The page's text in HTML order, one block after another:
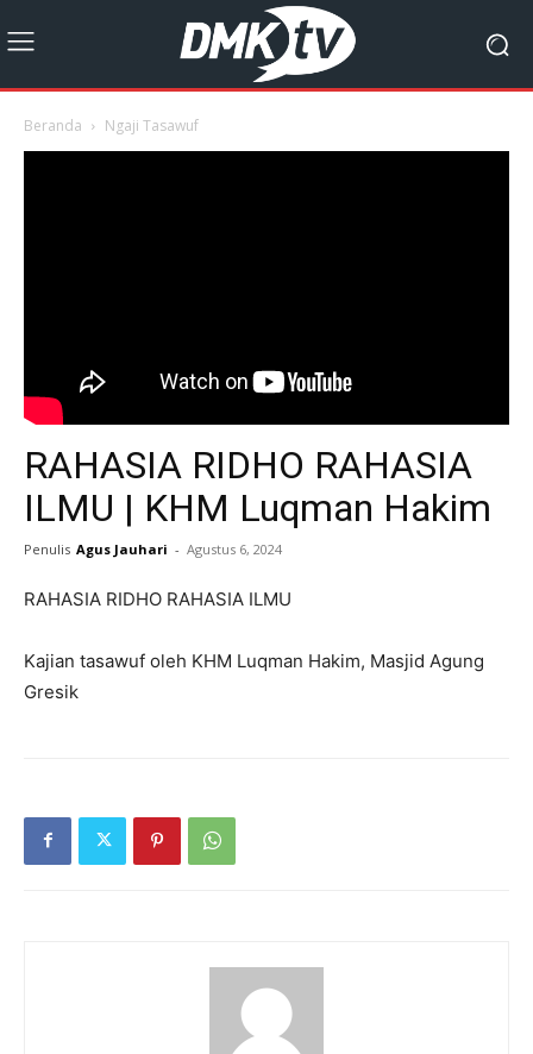
Beranda Ngaji Tasawuf
RAHASIA RIDHO RAHASIA
ILMU | KHM Luqman Hakim
Penulis Agus Jauhari - Agustus 6, 2024
RAHASIA RIDHO RAHASIA ILMU
Kajian tasawuf oleh KHM Luqman Hakim, Masjid Agung
Gresik